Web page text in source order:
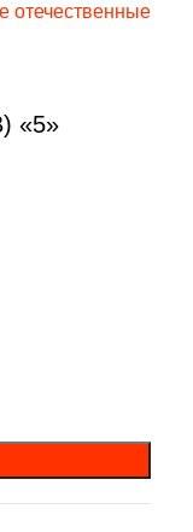
«5»